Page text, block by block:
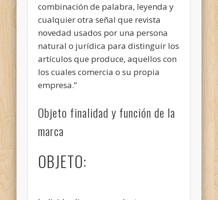
combinación de palabra, leyenda y
cualquier otra señal que revista
novedad usados por una persona
natural o jurídica para distinguir los
artículos que produce, aquellos con
los cuales comercia o su propia
empresa.”
Objeto finalidad y función de la
marca
OBJETO: